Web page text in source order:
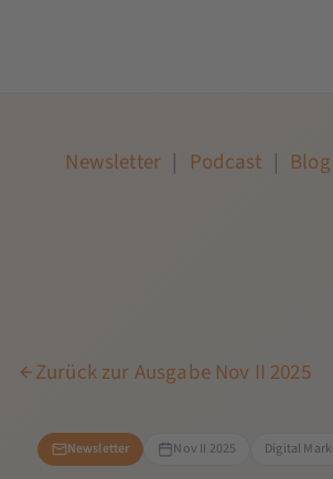
Newsletter | Podcast | Blog
Zurück zur Ausgabe Nov II 2025
Newsletter Nov II 2025 Digital